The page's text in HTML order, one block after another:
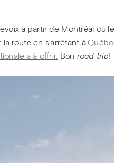
à partir de Montréal ou
route en s’arrêtant à
a à offrir. Bon road trip!